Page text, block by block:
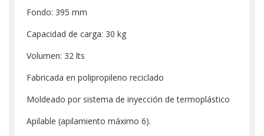
Fondo: 395 mm
Capacidad de carga: 30 kg
Volumen: 32 lts
Fabricada en polipropileno reciclado
Moldeado por sistema de inyección de termoplástico
Apilable (apilamiento máximo 6).